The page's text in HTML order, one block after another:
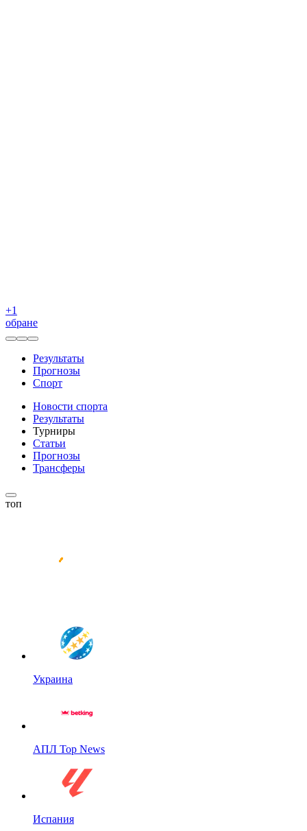
+1
обране
Результаты
Прогнозы
Спорт
Новости спорта
Результаты
Турниры
Статьи
Прогнозы
Трансферы
топ
Украина
АПЛ Top News
Испания